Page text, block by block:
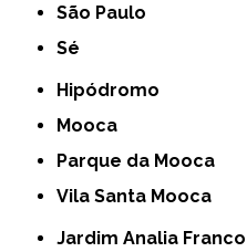
São Paulo
Sé
Hipódromo
Mooca
Parque da Mooca
Vila Santa Mooca
Jardim Analia Franco